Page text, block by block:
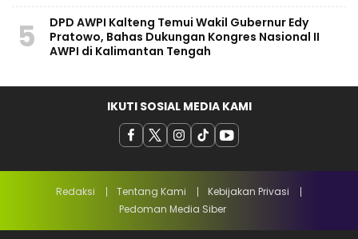
5
DPD AWPI Kalteng Temui Wakil Gubernur Edy
Pratowo, Bahas Dukungan Kongres Nasional II
AWPI di Kalimantan Tengah
IKUTI SOSIAL MEDIA KAMI
Redaksi Tentang Kami
Kebijakan Privasi
Pedoman Media Siber